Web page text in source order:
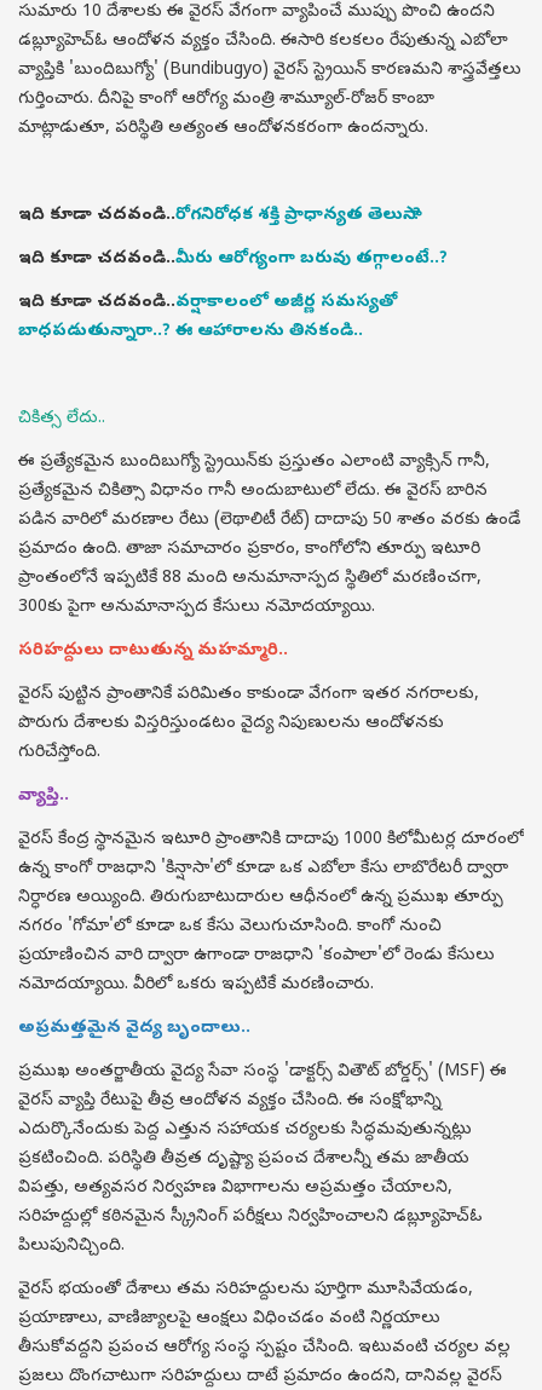
సుమారు 10 దేశాలకు ఈ వైరస్ వేగంగా వ్యాపించే ముప్పు పొంచి ఉందని
డబ్ల్యూహెచ్‌ఓ ఆందోళన వ్యక్తం చేసింది. ఈసారి కలకలం రేపుతున్న ఎబోలా
వ్యాప్తికి 'బుందిబుగ్యో' (Bundibugyo) వైరస్ స్ట్రెయిన్ కారణమని శాస్త్రవేత్తలు
గుర్తించారు. దీనిపై కాంగో ఆరోగ్య మంత్రి శామ్యూల్-రోజర్ కాంబా
మాట్లాడుతూ, పరిస్థితి అత్యంత ఆందోళనకరంగా ఉందన్నారు.
ఇది కూడా చదవండి..రోగనిరోధక శక్తి ప్రాధాన్యత తెలుసా..?
ఇది కూడా చదవండి..మీరు ఆరోగ్యంగా బరువు తగ్గాలంటే..?
ఇది కూడా చదవండి..వర్షాకాలంలో అజీర్ణ సమస్యతో
బాధపడుతున్నారా..? ఈ ఆహారాలను తినకండి..
చికిత్స లేదు..
ఈ ప్రత్యేకమైన బుందిబుగ్యో స్ట్రెయిన్‌కు ప్రస్తుతం ఎలాంటి వ్యాక్సిన్ గానీ,
ప్రత్యేకమైన చికిత్సా విధానం గానీ అందుబాటులో లేదు. ఈ వైరస్ బారిన
పడిన వారిలో మరణాల రేటు (లెథాలిటీ రేట్) దాదాపు 50 శాతం వరకు ఉండే
ప్రమాదం ఉంది. తాజా సమాచారం ప్రకారం, కాంగోలోని తూర్పు ఇటూరి
ప్రాంతంలోనే ఇప్పటికే 88 మంది అనుమానాస్పద స్థితిలో మరణించగా,
300కు పైగా అనుమానాస్పద కేసులు నమోదయ్యాయి.
సరిహద్దులు దాటుతున్న మహమ్మారి..
వైరస్ పుట్టిన ప్రాంతానికే పరిమితం కాకుండా వేగంగా ఇతర నగరాలకు,
పొరుగు దేశాలకు విస్తరిస్తుండటం వైద్య నిపుణులను ఆందోళనకు
గురిచేస్తోంది.
వ్యాప్తి..
వైరస్ కేంద్ర స్థానమైన ఇటూరి ప్రాంతానికి దాదాపు 1000 కిలోమీటర్ల దూరంలో
ఉన్న కాంగో రాజధాని 'కిన్షాసా'లో కూడా ఒక ఎబోలా కేసు లాబొరేటరీ ద్వారా
నిర్ధారణ అయ్యింది. తిరుగుబాటుదారుల ఆధీనంలో ఉన్న ప్రముఖ తూర్పు
నగరం 'గోమా'లో కూడా ఒక కేసు వెలుగుచూసింది. కాంగో నుంచి
ప్రయాణించిన వారి ద్వారా ఉగాండా రాజధాని 'కంపాలా'లో రెండు కేసులు
నమోదయ్యాయి. వీరిలో ఒకరు ఇప్పటికే మరణించారు.
అప్రమత్తమైన వైద్య బృందాలు..
ప్రముఖ అంతర్జాతీయ వైద్య సేవా సంస్థ 'డాక్టర్స్ వితౌట్ బోర్డర్స్' (MSF) ఈ
వైరస్ వ్యాప్తి రేటుపై తీవ్ర ఆందోళన వ్యక్తం చేసింది. ఈ సంక్షోభాన్ని
ఎదుర్కొనేందుకు పెద్ద ఎత్తున సహాయక చర్యలకు సిద్ధమవుతున్నట్లు
ప్రకటించింది. పరిస్థితి తీవ్రత దృష్ట్యా ప్రపంచ దేశాలన్నీ తమ జాతీయ
విపత్తు, అత్యవసర నిర్వహణ విభాగాలను అప్రమత్తం చేయాలని,
సరిహద్దుల్లో కఠినమైన స్క్రీనింగ్ పరీక్షలు నిర్వహించాలని డబ్ల్యూహెచ్‌ఓ
పిలుపునిచ్చింది.
వైరస్ భయంతో దేశాలు తమ సరిహద్దులను పూర్తిగా మూసివేయడం,
ప్రయాణాలు, వాణిజ్యాలపై ఆంక్షలు విధించడం వంటి నిర్ణయాలు
తీసుకోవద్దని ప్రపంచ ఆరోగ్య సంస్థ స్పష్టం చేసింది. ఇటువంటి చర్యల వల్ల
ప్రజలు దొంగచాటుగా సరిహద్దులు దాటే ప్రమాదం ఉందని, దానివల్ల వైరస్